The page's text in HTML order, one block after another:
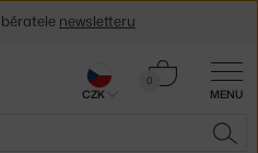
MENU
0
Košík
newsletteru
CZK